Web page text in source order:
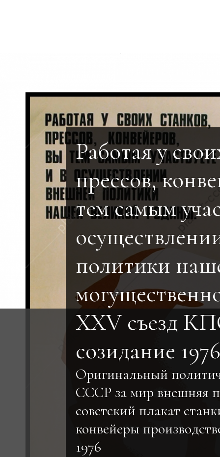
Работая у
прессов,
тем самым
политики
XXV съезд
созидание 1976
Оригинальный
СССР за мир внешняя
советский плакат
конвейеры
1976